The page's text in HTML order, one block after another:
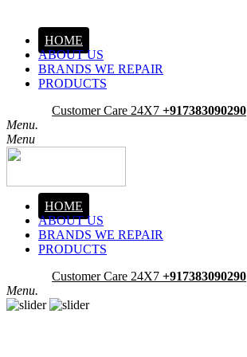
HOME
ABOUT US
BRANDS WE REPAIR
PRODUCTS
Customer Care 24X7 +917383090290
Menu.
Menu
HOME
ABOUT US
BRANDS WE REPAIR
PRODUCTS
Customer Care 24X7 +917383090290
Menu.